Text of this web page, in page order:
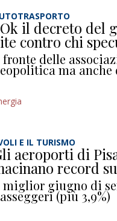
il decreto del
contro chi
delle
ma
E IL TURISMO
aeroporti di
record
giugno di
(più 3,9%)